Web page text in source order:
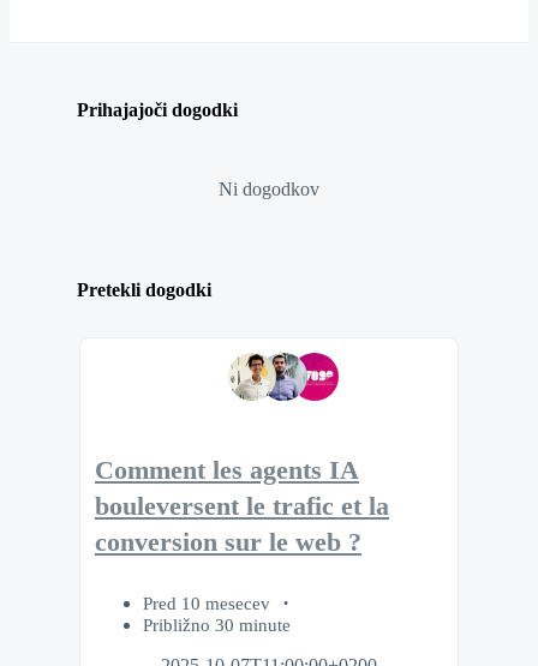
Prihajajoči dogodki
Ni dogodkov
Pretekli dogodki
Comment les agents IA
bouleversent le trafic et la
conversion sur le web ?
Pred 10 mesecev
Približno 30 minute